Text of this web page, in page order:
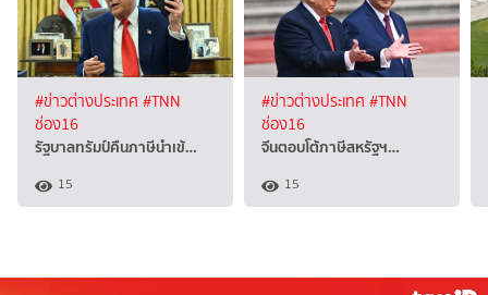
#ข่าวต่างประเทศ #TNN
ช่อง16
รัฐบาลทรัมป์คืนภาษีนำเข้…
15
#ข่าวต่างประเทศ #TNN
ช่อง16
จีนตอบโต้ภาษีสหรัฐฯ…
15